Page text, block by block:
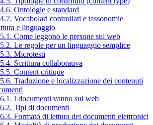
Ontologie e standard
Vocabolari controllati e tassonomie
e linguaggio
Come leggono le persone sul web
Le regole per un linguaggio semplice
Microtesti
Scrittura collaborativa
Content critique
Traduzione e localizzazione dei contenuti
I documenti vanno sul web
Tipi di documenti
Formato di lettura dei documenti elettronici